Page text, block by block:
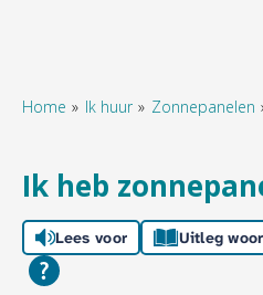
Naar hoofdinhoud
Naar hoofdnavigatiemenu
Naar zoeken
Home Ik huur Zonnepanelen
Ik heb
Lees voor Uitleg